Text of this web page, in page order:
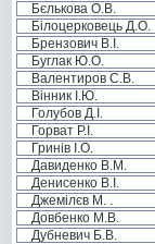
Бєлькова О.В.
Білоцерковець Д.О.
Брензович В.І.
Буглак Ю.О.
Валентиров С.В.
Вінник І.Ю.
Голубов Д.І.
Горват Р.І.
Гринів І.О.
Давиденко В.М.
Денисенко В.І.
Джемілєв М. .
Довбенко М.В.
Дубневич Б.В.